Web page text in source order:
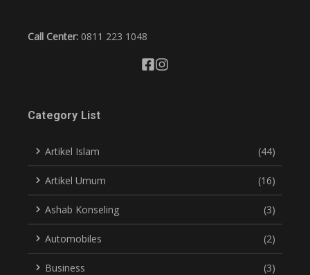
Call Center: 0811 223 1048
Category List
Artikel Islam (44)
Artikel Umum (16)
Ashab Konseling (3)
Automobiles (2)
Business (3)